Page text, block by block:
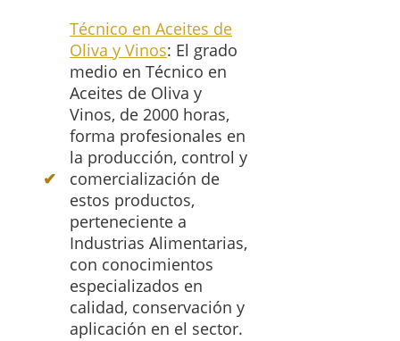
Técnico en Aceites de
Oliva y Vinos: El grado
medio en Técnico en
Aceites de Oliva y
Vinos, de 2000 horas,
forma profesionales en
la producción, control y
comercialización de
estos productos,
perteneciente a
Industrias Alimentarias,
con conocimientos
especializados en
calidad, conservación y
aplicación en el sector.